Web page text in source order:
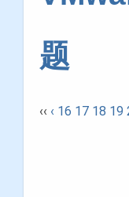
题
‹‹ ‹ 16 17 18 19